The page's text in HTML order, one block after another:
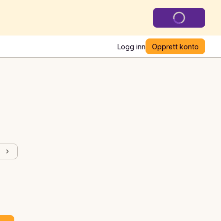
Logg inn Opprett konto